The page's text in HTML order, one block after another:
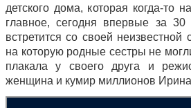
детского дома, которая когда-
главное, сегодня впервые за
встретится со своей неизвестной
на которую родные сестры не
плакала у своего друга и
женщина и кумир миллионов